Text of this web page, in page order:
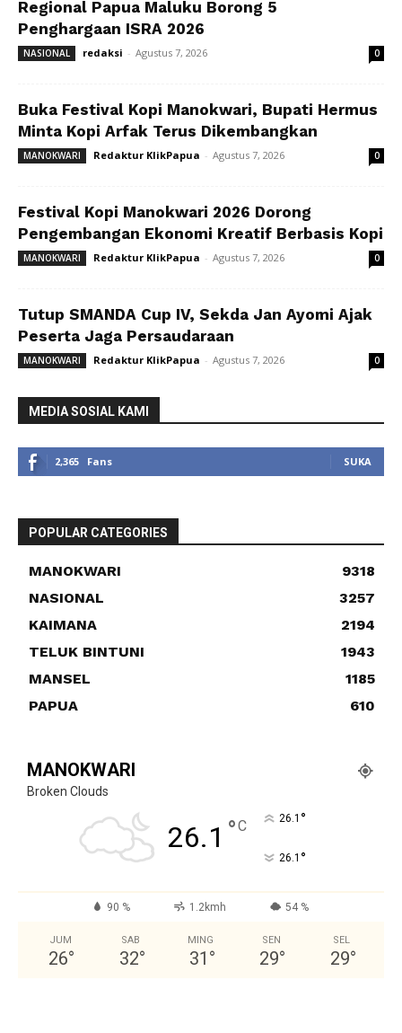
Regional Papua Maluku Borong 5
Penghargaan ISRA 2026
NASIONAL redaksi - Agustus 7, 2026 0
Buka Festival Kopi Manokwari, Bupati Hermus
Minta Kopi Arfak Terus Dikembangkan
MANOKWARI Redaktur KlikPapua - Agustus 7, 2026 0
Festival Kopi Manokwari 2026 Dorong
Pengembangan Ekonomi Kreatif Berbasis Kopi
MANOKWARI Redaktur KlikPapua - Agustus 7, 2026 0
Tutup SMANDA Cup IV, Sekda Jan Ayomi Ajak
Peserta Jaga Persaudaraan
MANOKWARI Redaktur KlikPapua - Agustus 7, 2026 0
MEDIA SOSIAL KAMI
2,365 Fans SUKA
POPULAR CATEGORIES
MANOKWARI
9318
NASIONAL
3257
KAIMANA
2194
TELUK BINTUNI
1943
MANSEL
1185
PAPUA
610
MANOKWARI
Broken Clouds
26.1 °C 26.1 °
26.1 °
90 % 1.2kmh 54 %
JUM
26°
SAB
32°
MING
31 °
SEN
29°
SEL
29°